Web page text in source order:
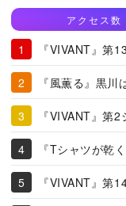
アクセス数
『VIVANT』第
『風薫る』黒
『VIVANT』第
『Tシャツが乾
『VIVANT』第